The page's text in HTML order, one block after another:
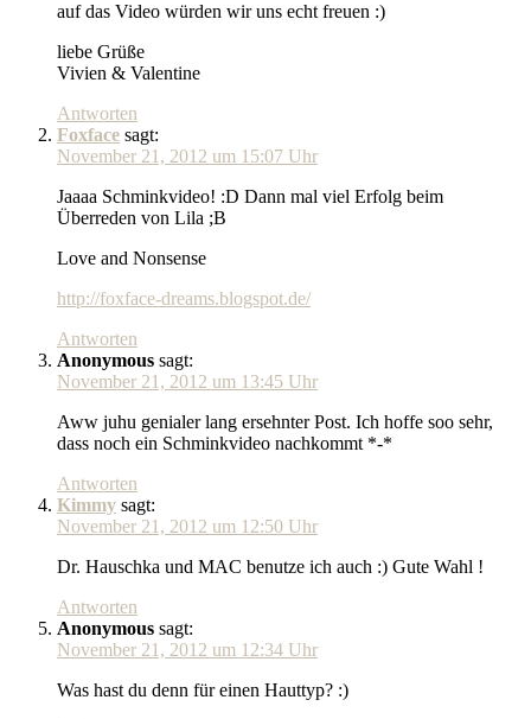
auf das Video würden wir uns echt freuen :)
liebe Grüße
Vivien & Valentine
Antworten
Foxface sagt:
November 21, 2012 um 15:07 Uhr
Jaaaa Schminkvideo! :D Dann mal viel Erfolg beim
Überreden von Lila ;B
Love and Nonsense
http://foxface-dreams.blogspot.de/
Antworten
Anonymous sagt:
November 21, 2012 um 13:45 Uhr
Aww juhu genialer lang ersehnter Post. Ich hoffe soo sehr,
dass noch ein Schminkvideo nachkommt *-*
Antworten
Kimmy sagt:
November 21, 2012 um 12:50 Uhr
Dr. Hauschka und MAC benutze ich auch :) Gute Wahl !
Antworten
Anonymous sagt:
November 21, 2012 um 12:34 Uhr
Was hast du denn für einen Hauttyp? :)